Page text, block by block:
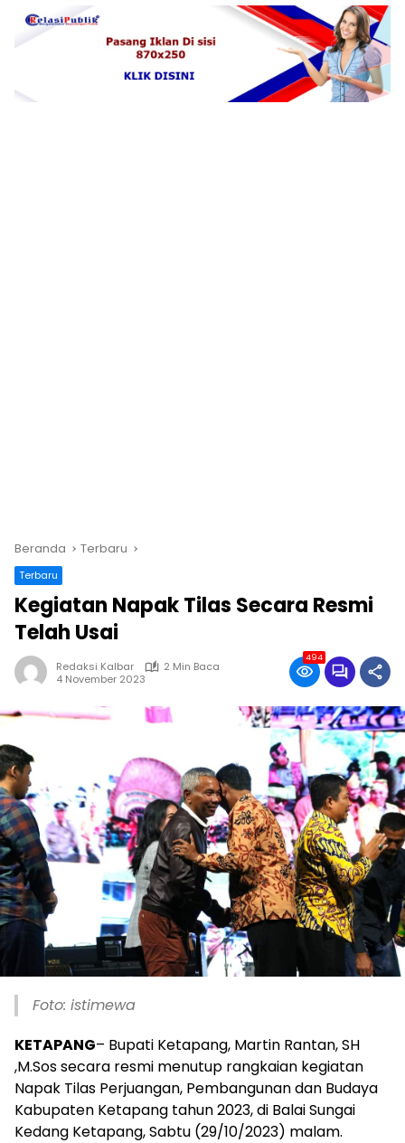
Beranda Terbaru
Terbaru
Kegiatan Napak Tilas Secara Resmi
Telah Usai
Redaksi Kalbar
2 Min Baca
4 November 2023
494
Foto: istimewa
KETAPANG– Bupati Ketapang, Martin Rantan, SH
,M.Sos secara resmi menutup rangkaian kegiatan
Napak Tilas Perjuangan, Pembangunan dan Budaya
Kabupaten Ketapang tahun 2023, di Balai Sungai
Kedang Ketapang, Sabtu (29/10/2023) malam.